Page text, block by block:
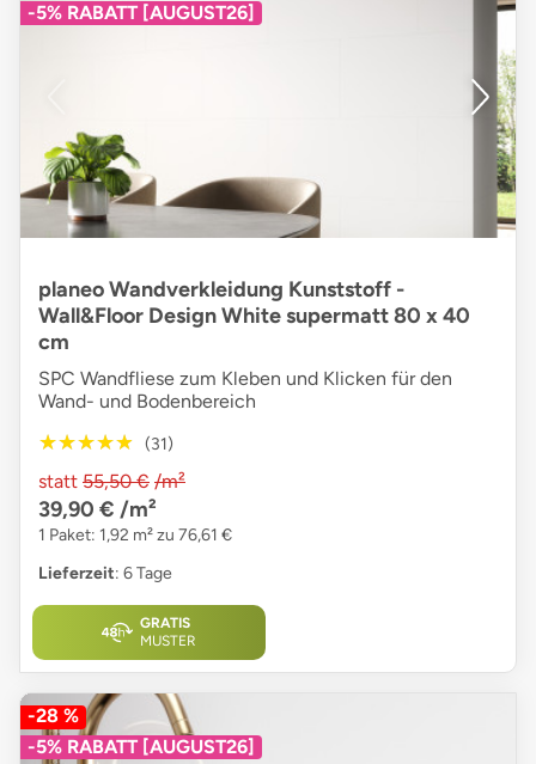
-5% RABATT [AUGUST26]
planeo Wandverkleidung Kunststoff -
Wall&Floor Design White supermatt 80 x 40
cm
SPC Wandfliese zum Kleben und Klicken für den
Wand- und Bodenbereich
★★★★★
★★★★★ (31)
statt 55,50 € /m²
39,90 € /m²
1 Paket: 1,92 m² zu 76,61 €
Lieferzeit: 6 Tage
GRATIS
MUSTER
-28 %
-5% RABATT [AUGUST26]